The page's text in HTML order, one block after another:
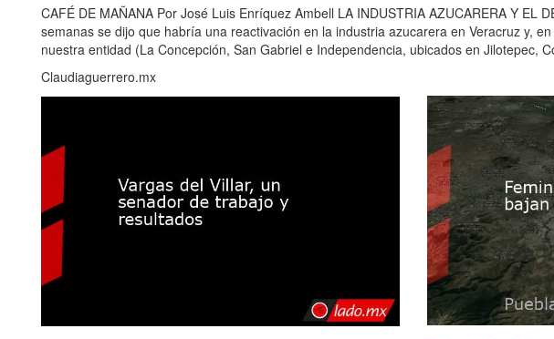
CAFÉ DE MAÑANA Por José Luis Enríquez Ambell LA INDUSTRIA AZUCARERA Y EL
semanas se dijo que habría una reactivación en la industria azucarera en Veracruz y,
nuestra entidad (La Concepción, San Gabriel e Independencia, ubicados en Jilotepec,
Claudiaguerrero.mx